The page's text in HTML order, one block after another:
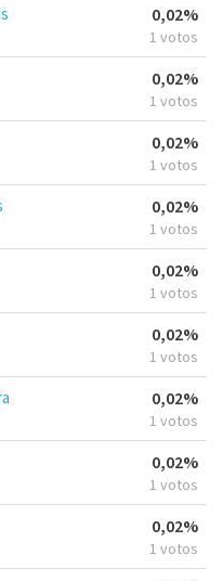
0,02%
1 votos
0,02%
1 votos
0,02%
1 votos
0,02%
1 votos
0,02%
1 votos
0,02%
1 votos
0,02%
1 votos
0,02%
1 votos
0,02%
1 votos